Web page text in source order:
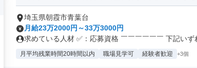
埼玉県朝霞市青葉台
月給23万2000円～33万3000円
求めている人材 ✅：応募資格 ￣￣￣￣￣￣ 下記いず
月平均残業時間20時間以内 職場見学可 経験者歓迎 +3個